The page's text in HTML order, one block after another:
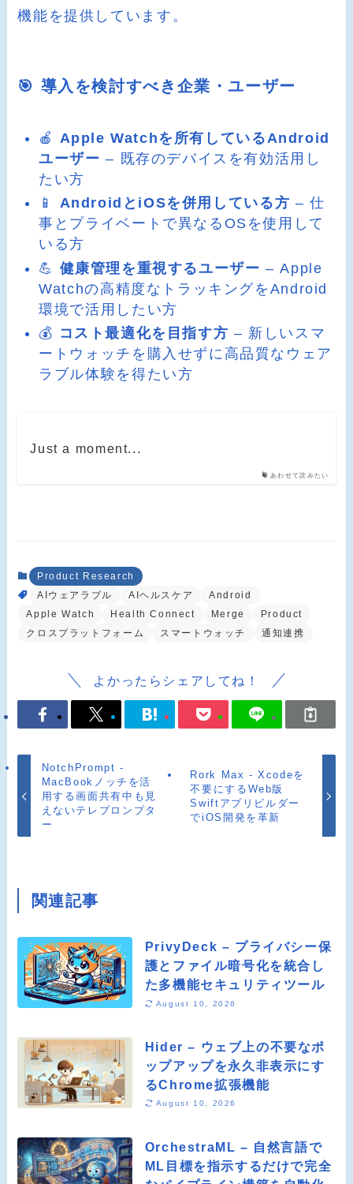
機能を提供しています。
🎯 導入を検討すべき企業・ユーザー
🍎 Apple Watchを所有しているAndroid
ユーザー – 既存のデバイスを有効活用し
たい方
📱 AndroidとiOSを併用している方 – 仕
事とプライベートで異なるOSを使用して
いる方
💪 健康管理を重視するユーザー – Apple
Watchの高精度なトラッキングをAndroid
環境で活用したい方
💰 コスト最適化を目指す方 – 新しいスマ
ートウォッチを購入せずに高品質なウェア
ラブル体験を得たい方
あわせて読みたい
Just a moment...
Product Research
AIウェアラブル
AIヘルスケア
Android
Apple Watch
Health Connect Merge
Product
クロスプラットフォーム
スマートウォッチ 通知連携
よかったらシェアしてね！
NotchPrompt -
MacBookノッチを活
用する画面共有中も見
えないテレプロンプタ
ー
Rork Max - Xcodeを
不要にするWeb版
Swiftアプリビルダー
でiOS開発を革新
関連記事
PrivyDeck – プライバシー保
護とファイル暗号化を統合し
た多機能セキュリティツール
August 10, 2026
Hider – ウェブ上の不要なポ
ップアップを永久非表示にす
るChrome拡張機能
August 10, 2026
OrchestraML – 自然言語で
ML目標を指示するだけで完全